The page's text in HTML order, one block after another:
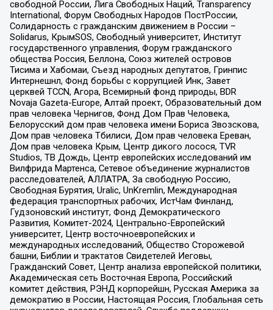
свободной России, Лига Свободных Наций, Transparеncy
International, Форум Свободных Народов ПостРоссии,
Солидарность с гражданским движением в России –
Solidarus, КрымSOS, Свободный университет, Институт
государственного управления, Форум гражданского
общества Россия, Беллона, Союз жителей островов
Тисима и Хабомаи, Съезд народных депутатов, Гринпис
Интернешнл, Фонд борьбы с коррупцией Инк, Завет
церквей TCCN, Агора, Всемирный фонд природы, BDR
Novaja Gazeta-Europe, Алтай проект, Образовательный дом
прав человека Чернигов, Фонд Дом Прав Человека,
Белорусский дом прав человека имени Бориса Звозскова,
Дом прав человека Тбилиси, Дом прав человека Ереван,
Дом прав человека Крым, Центр дикого лосося, TVR
Studios, ТВ Дождь, Центр европейских исследований им
Вилфрида Мартенса, Сетевое объединение журналистов
расследователей, АЛЛАТРА, За свободную Россию,
Свободная Бурятия, Uralic, UnKremlin, Международная
федерация транспортных рабочих, ИстЧам Финланд,
Гудзоновский институт, Фонд Демократического
Развития, Комитет-2024, Центрально-Европейский
университет, Центр восточноевропейских и
международных исследований, Общество Сторожевой
башни, Библии и трактатов Свидетелей Иеговы,
Гражданский Совет, Центр анализа европейской политики,
Академическая сеть Восточная Европа, Российский
комитет действия, РЭНД корпорейшн, Русская Америка за
демократию в России, Настоящая Россия, Глобальная сеть